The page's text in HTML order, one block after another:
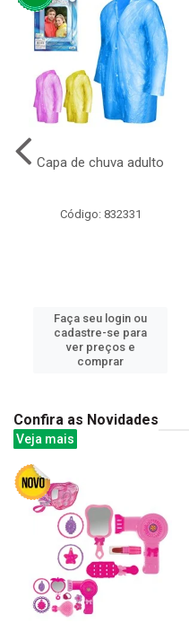
Capa de chuva adulto
Código: 832331
Faça seu login ou
cadastre-se para
ver preços e
comprar
Confira as Novidades
Veja mais